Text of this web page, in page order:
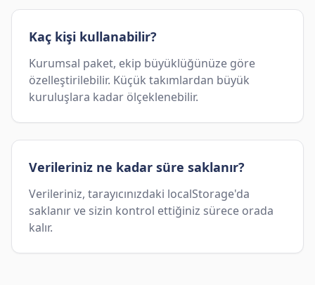
Kaç kişi kullanabilir?
Kurumsal paket, ekip büyüklüğünüze göre
özelleştirilebilir. Küçük takımlardan büyük
kuruluşlara kadar ölçeklenebilir.
Verileriniz ne kadar süre saklanır?
Verileriniz, tarayıcınızdaki localStorage'da
saklanır ve sizin kontrol ettiğiniz sürece orada
kalır.